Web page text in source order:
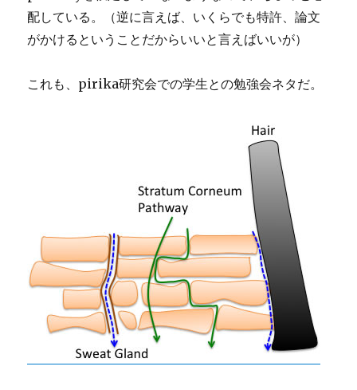
配している。（逆に言えば、いくらでも特許、論文
がかけるということだからいいと言えばいいが）
これも、pirika研究会での学生との勉強会ネタだ。